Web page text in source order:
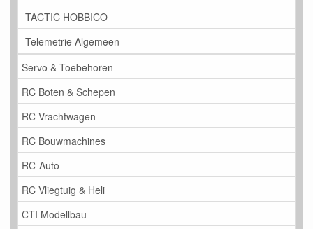
TACTIC HOBBICO
Telemetrie Algemeen
Servo & Toebehoren
RC Boten & Schepen
RC Vrachtwagen
RC Bouwmachines
RC-Auto
RC Vliegtuig & Heli
CTI Modellbau